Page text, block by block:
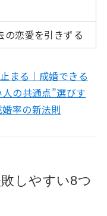
の恋愛を引きずる
まる｜成婚できる
の共通点”選びす
率の新法則
しやすい8つ